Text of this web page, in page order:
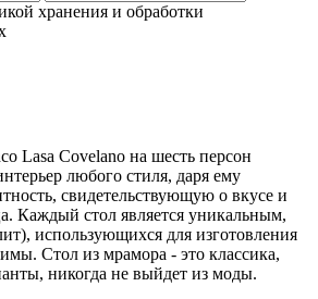
хранения и обработки
Lasa Covelano на шесть персон
любого стиля, даря ему
свидетельствующую о вкусе и
Каждый стол является уникальным,
использующихся для изготовления
Стол из мрамора - это классика,
никогда не выйдет из моды.